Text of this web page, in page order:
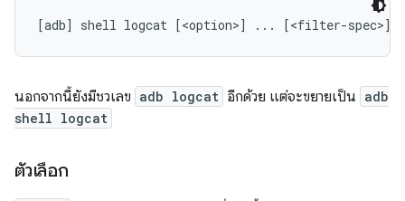
นอกจากนี้ยังมีชวเลข adb logcat อีกด้วย แต่จะขยายเป็น adb
shell logcat
ตัวเลือก